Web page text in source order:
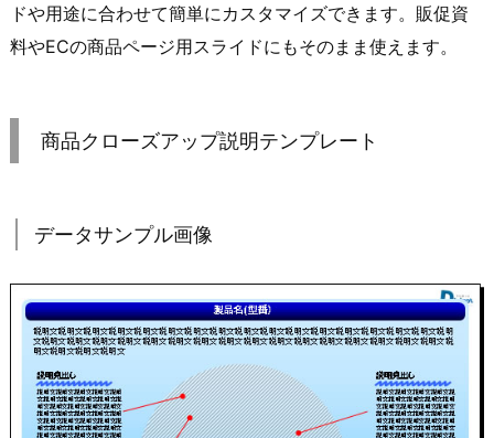
ドや用途に合わせて簡単にカスタマイズできます。販促資
料やECの商品ページ用スライドにもそのまま使えます。
商品クローズアップ説明テンプレート
データサンプル画像